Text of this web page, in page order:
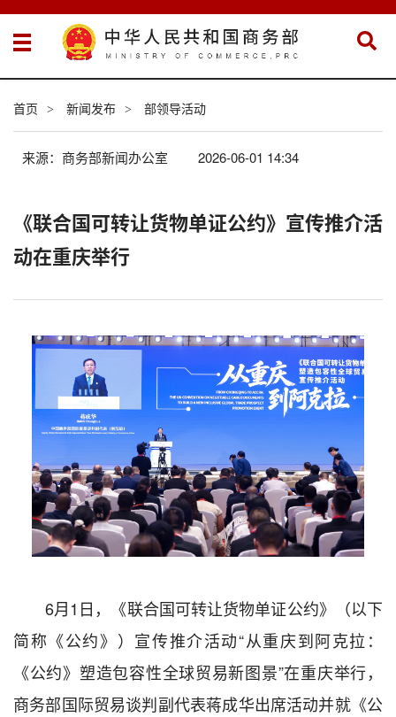
首页 > 新闻发布 > 部领导活动
来源：商务部新闻办公室 2026-06-01 14:34
《联合国可转让货物单证公约》宣传推介活
动在重庆举行
6月1日，《联合国可转让货物单证公约》（以下
简称《公约》）宣传推介活动“从重庆到阿克拉：
《公约》塑造包容性全球贸易新图景”在重庆举行，
商务部国际贸易谈判副代表蒋成华出席活动并就《公